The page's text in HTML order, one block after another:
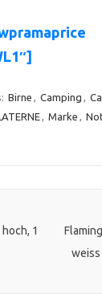
Birne , Camping ,
, Marke ,
1
weiss